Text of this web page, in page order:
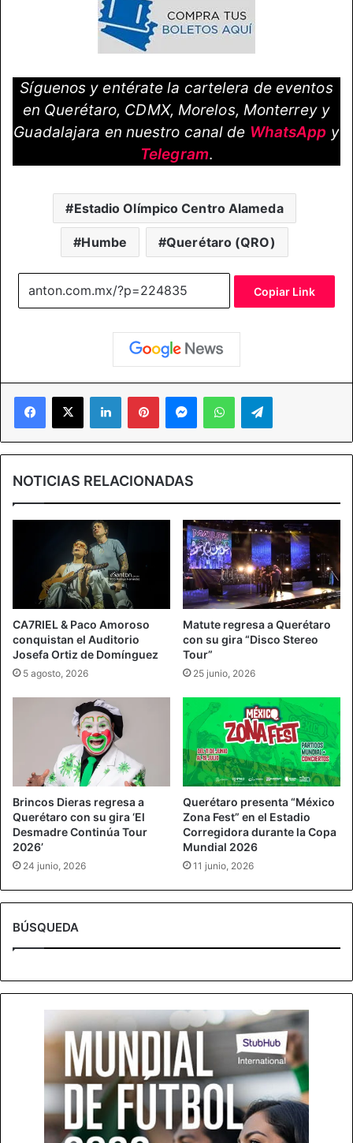
Síguenos y entérate la cartelera de eventos
en Querétaro, CDMX, Morelos, Monterrey y
Guadalajara en nuestro canal de WhatsApp y
Telegram.
Estadio Olímpico Centro Alameda
Humbe Querétaro (QRO)
Copiar Link
Facebook
X LinkedInPinterestMessengerWhatsAppTelegram
NOTICIAS RELACIONADAS
CA7RIEL & Paco Amoroso
conquistan el Auditorio
Josefa Ortiz de Domínguez
5 agosto, 2026
Matute regresa a Querétaro
con su gira “Disco Stereo
Tour”
25 junio, 2026
Brincos Dieras regresa a
Querétaro con su gira ‘El
Desmadre Continúa Tour
2026’
24 junio, 2026
Querétaro presenta “México
Zona Fest” en el Estadio
Corregidora durante la Copa
Mundial 2026
11 junio, 2026
BÚSQUEDA